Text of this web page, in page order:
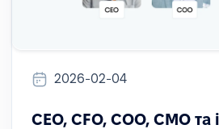
2026-02-04
CEO, CFO, COO, CMO